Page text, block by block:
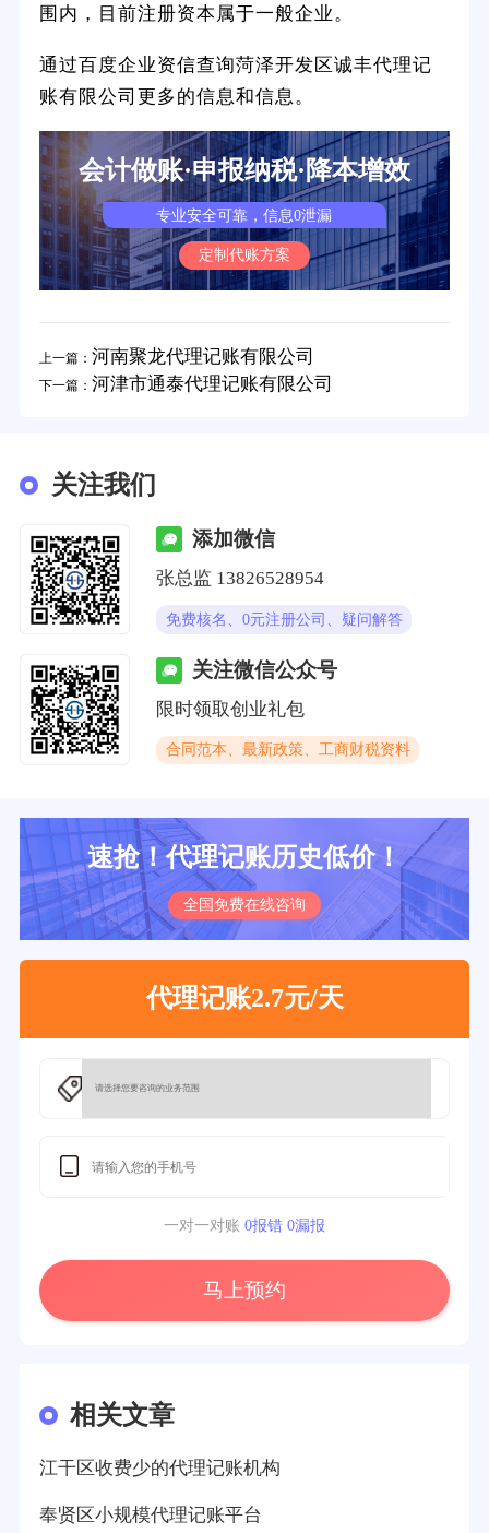
围内，目前注册资本属于一般企业。
通过百度企业资信查询菏泽开发区诚丰代理记
账有限公司更多的信息和信息。
会计做账·申报纳税·降本增效
专业安全可靠，信息0泄漏
定制代账方案
上一篇： 河南聚龙代理记账有限公司
下一篇： 河津市通泰代理记账有限公司
关注我们
添加微信
张总监 13826528954
免费核名、0元注册公司、疑问解答
关注微信公众号
限时领取创业礼包
合同范本、最新政策、工商财税资料
速抢！代理记账历史低价！
全国免费在线咨询
代理记账2.7元/天
一对一对账 0报错 0漏报
马上预约
相关文章
江干区收费少的代理记账机构
奉贤区小规模代理记账平台